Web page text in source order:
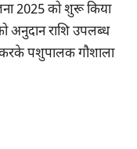
2025 को शुरू किया
अनुदान राशि उपलब्ध
करके पशुपालक गौशाला